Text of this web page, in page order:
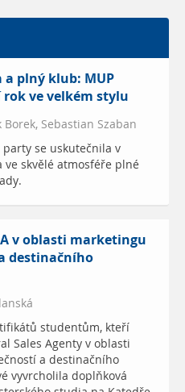
plný klub: MUP
ve velkém stylu
Sebastian Szaban
se uskutečnila v
skvělé atmosféře plné
v oblasti marketingu
destinačního
studentům, kteří
Sales Agenty v oblasti
a destinačního
vyvrcholila doplňková